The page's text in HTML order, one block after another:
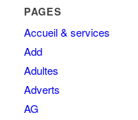
PAGES
Accueil & services
Add
Adultes
Adverts
AG